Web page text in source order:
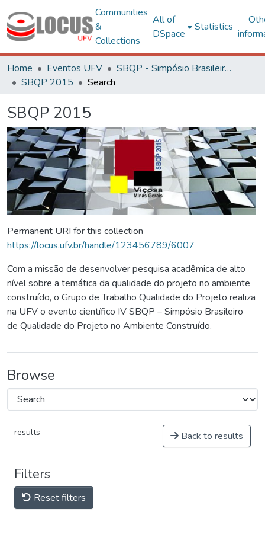
Communities
&
Collections
All of
DSpace
Statistics
Home Eventos UFV
SBQP - Simpósio Brasileiro de Qualidade do Projeto no Ambiente Construído
SBQP 2015
Search
SBQP 2015
Permanent URI for this collection
https://locus.ufv.br/handle/123456789/6007
Com a missão de desenvolver pesquisa acadêmica de alto
nível sobre a temática da qualidade do projeto no ambiente
construído, o Grupo de Trabalho Qualidade do Projeto realiza
na UFV o evento científico IV SBQP – Simpósio Brasileiro
de Qualidade do Projeto no Ambiente Construído.
Browse
results Back to results
Filters
Reset filters